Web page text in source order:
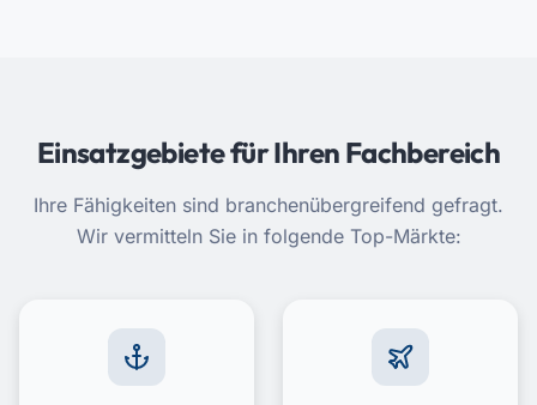
Einsatzgebiete für Ihren Fachbereich
Ihre Fähigkeiten sind branchenübergreifend gefragt.
Wir vermitteln Sie in folgende Top-Märkte: